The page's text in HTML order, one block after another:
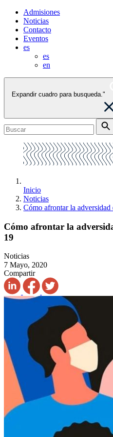
Admisiones
Noticias
Contacto
Eventos
es
es
en
Expandir cuadro para busqueda."
Inicio
Noticias
Cómo afrontar la
Cómo afrontar la
19
Noticias
7 Mayo, 2020
Compartir